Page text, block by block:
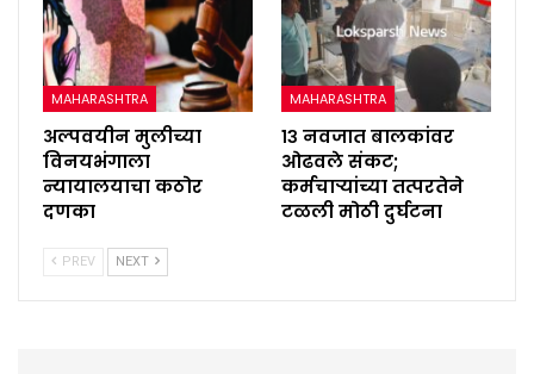
MAHARASHTRA
अल्पवयीन मुलीच्या
विनयभंगाला
न्यायालयाचा कठोर
दणका
MAHARASHTRA
१३ नवजात बालकांवर
ओढवले संकट;
कर्मचाऱ्यांच्या तत्परतेने
टळली मोठी दुर्घटना
PREV NEXT